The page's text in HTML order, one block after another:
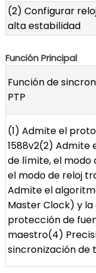
(2) Configurar
alta estabilidad
Función Principal
Función de
PTP
(1) Admite el
1588v2(2) Admite
de límite, el modo
el modo de reloj
Admite el
Master Clock) y
protección de
maestro(4)
sincronización de